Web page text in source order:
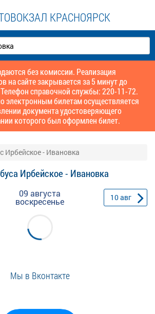
КРАСНОЯРСК
без комиссии. Реализация
на сайте закрывается за 5 минут до
справочной службы: 220-11-72.
электронным билетам осуществляется
документа удостоверяющего
которого был оформлен билет.
Ирбейское - Ивановка
Ирбейское - Ивановка
09 августа
воскресенье 10авг
Мы в Вконтакте